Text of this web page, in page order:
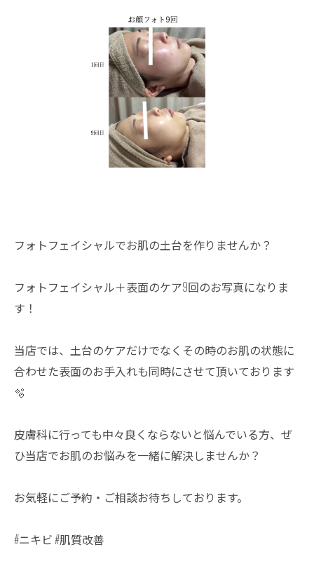
フォトフェイシャルでお肌の土台を作りませんか？
フォトフェイシャル＋表面のケア9回のお写真になりま
す！
当店では、土台のケアだけでなくその時のお肌の状態に
合わせた表面のお手入れも同時にさせて頂いております
🫧
皮膚科に行っても中々良くならないと悩んでいる方、ぜ
ひ当店でお肌のお悩みを一緒に解決しませんか？
お気軽にご予約・ご相談お待ちしております。
#ニキビ #肌質改善